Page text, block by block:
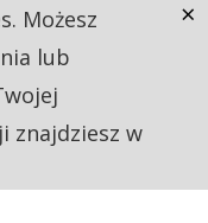
Możesz
lub
znajdziesz w
×